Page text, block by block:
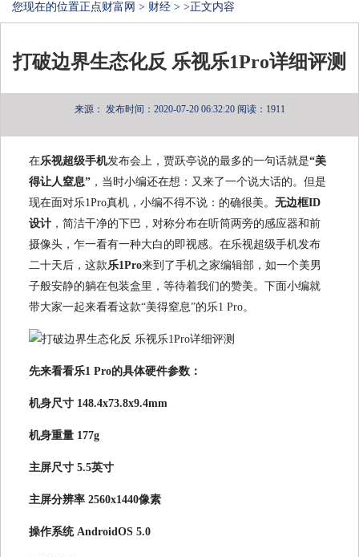
您现在的位置正点财富网 > 财经 > >正文内容
打破边界生态化反 乐视乐1Pro详细评测
来源： 发布时间：2020-07-20 06:32:20 阅读：1911
在乐视超级手机发布会上，贾跃亭说的最多的一句话就是“美
得让人窒息” ，当时小编还在想：又来了一个说大话的。但是
现在面对乐1Pro真机，小编不得不说：的确很美。 无边框ID
设计 ，简洁干净的下巴，对称分布在听筒两旁的感应器和前
摄像头，乍一看有一种大白的即视感。在乐视超级手机发布
二十天后，这款乐1Pro来到了手机之家编辑部，如一个美男
子般安静的躺在包装盒里，等待着我们的赞美。下面小编就
带大家一起来看看这款“美得窒息”的乐1 Pro。
先来看看乐1 Pro的具体硬件参数：
机身尺寸 148.4x73.8x9.4mm
机身重量 177g
主屏尺寸 5.5英寸
主屏分辨率 2560x1440像素
操作系统 AndroidOS 5.0